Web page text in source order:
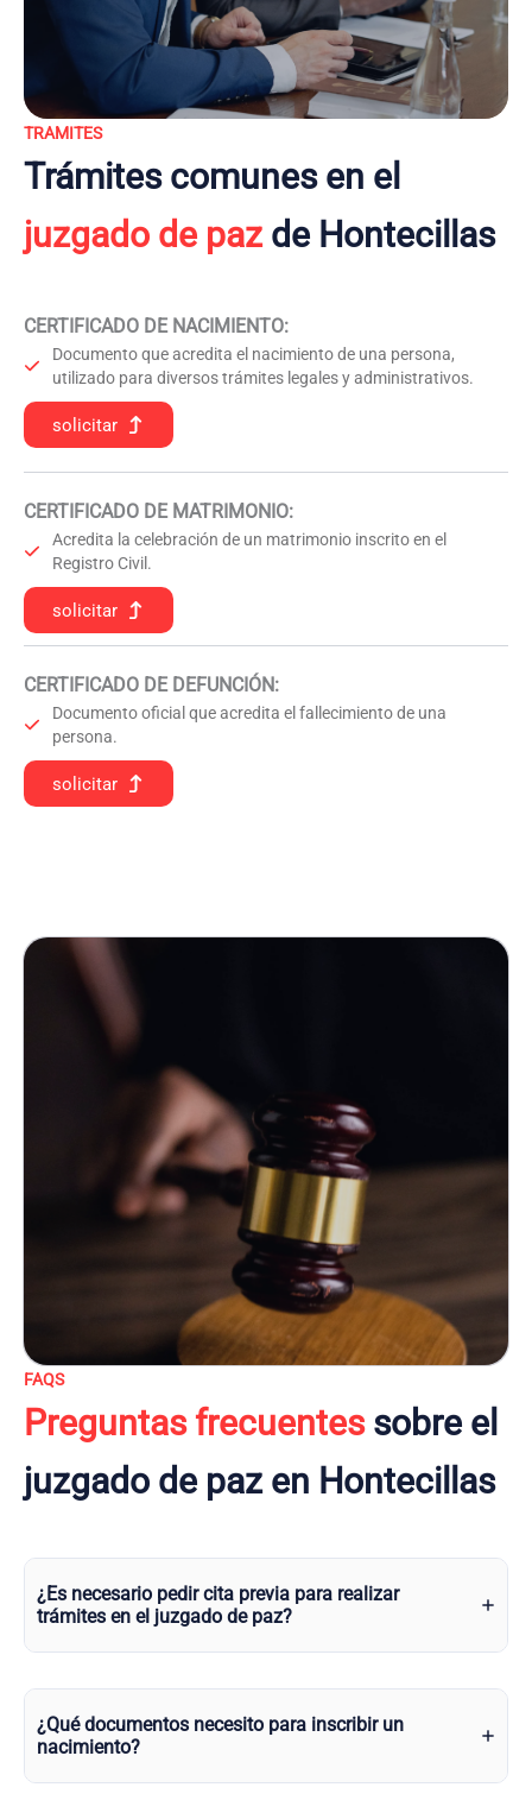
TRAMITES
Trámites comunes en el
juzgado de pazde Hontecillas
CERTIFICADO DE NACIMIENTO:
Documento que acredita el nacimiento de una persona,
utilizado para diversos trámites legales y administrativos.
solicitar
CERTIFICADO DE MATRIMONIO:
Acredita la celebración de un matrimonio inscrito en el
Registro Civil.
solicitar
CERTIFICADO DE DEFUNCIÓN:
Documento oficial que acredita el fallecimiento de una
persona.
solicitar
FAQS
Preguntas frecuentessobre el
juzgado de paz en Hontecillas
¿Es necesario pedir cita previa para realizar
trámites en el juzgado de paz?
¿Qué documentos necesito para inscribir un
nacimiento?